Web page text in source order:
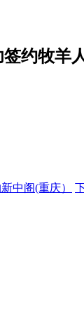
约牧羊
中阁(重庆）